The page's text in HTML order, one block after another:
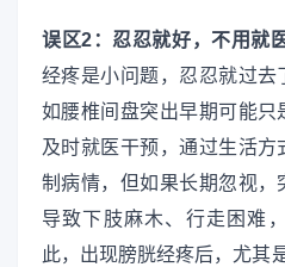
误区2：忍忍就好，不用就
经疼是小问题，忍忍就过去
如腰椎间盘突出早期可能只
及时就医干预，通过生活
制病情，但如果长期忽视
导致下肢麻木、行走困难
此，出现膀胱经疼后，尤其